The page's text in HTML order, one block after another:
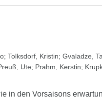
; Tolksdorf, Kristin; Gvaladze,
Ute; Prahm, Kerstin;
in den Vorsaisons